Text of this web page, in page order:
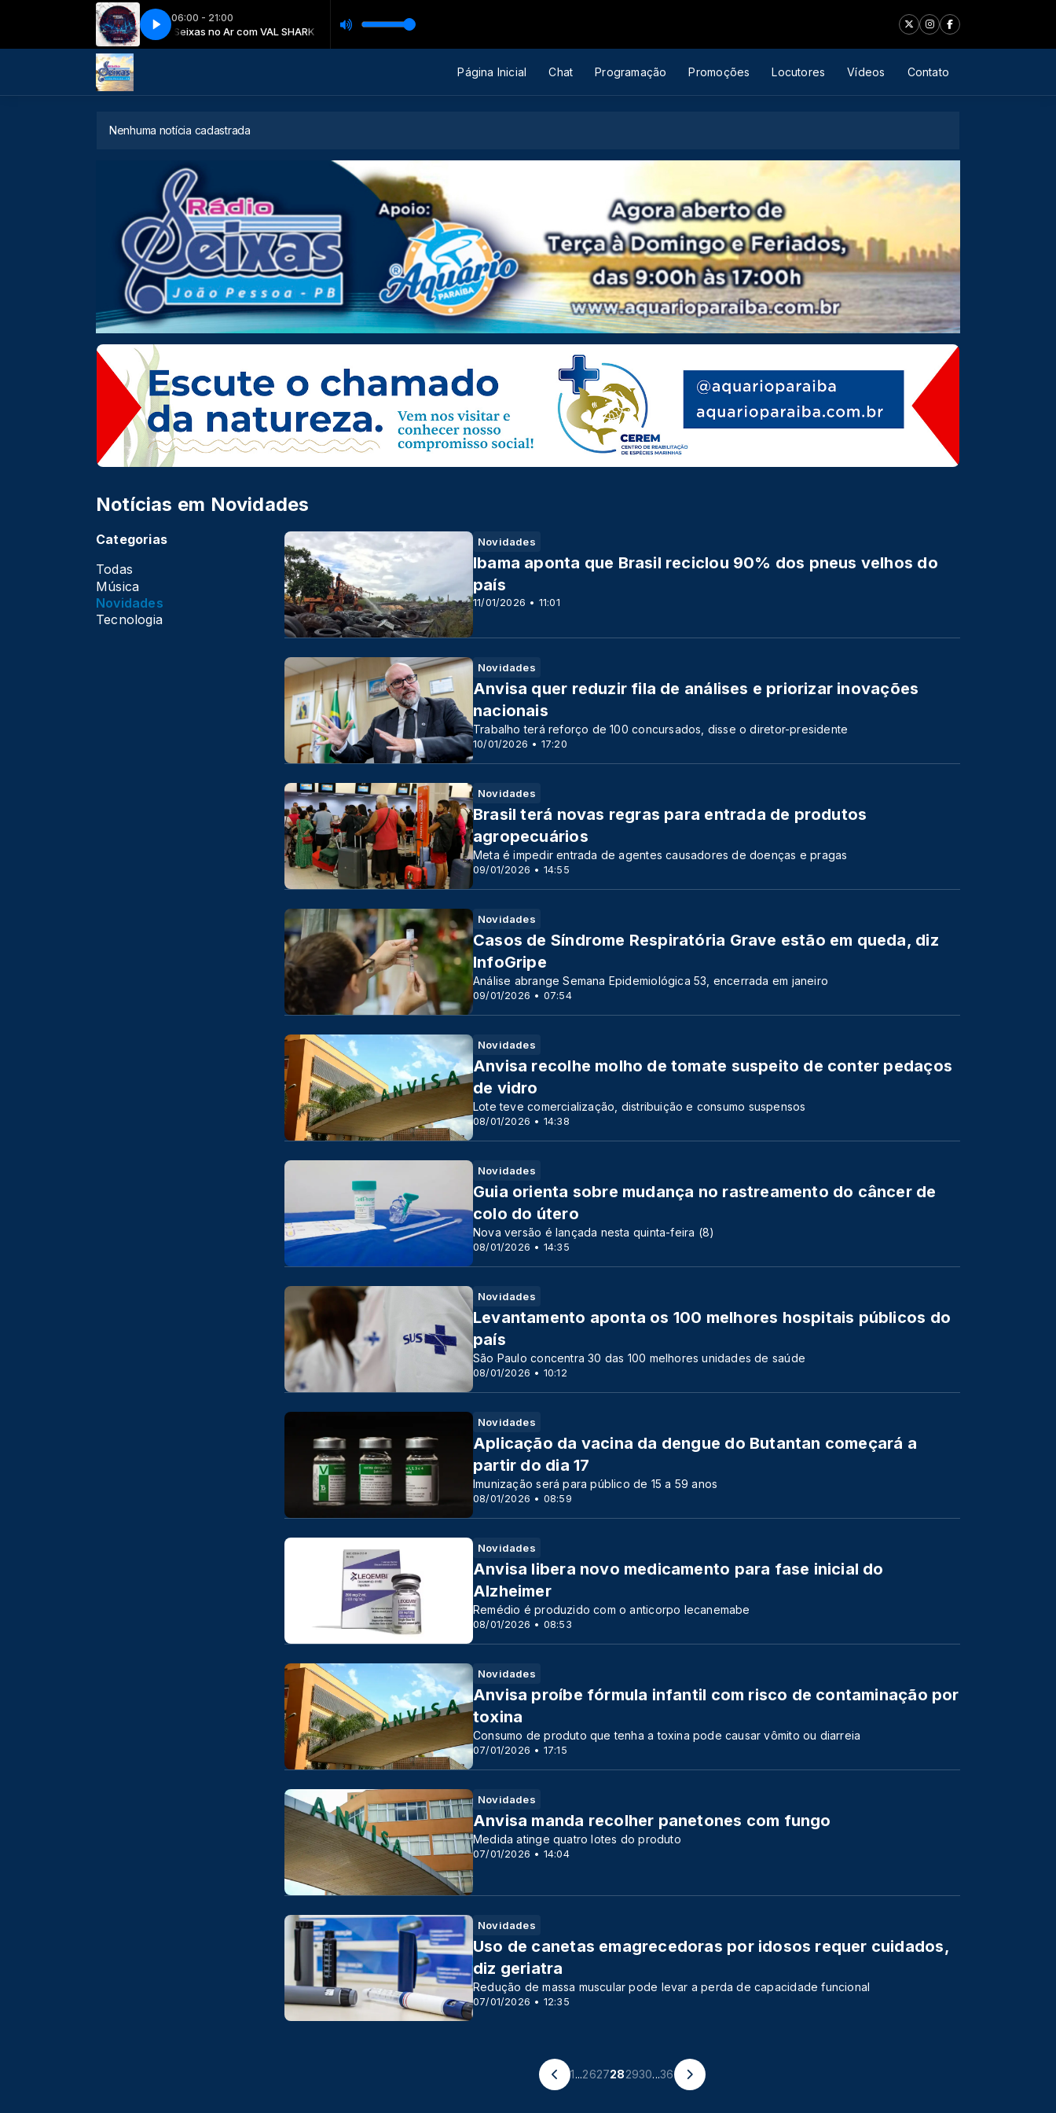
06:00 - 21:00
no Ar com VAL SHARK Seixas no Ar com VAL SHARK
Ao Vivo No Ibirapuera (320 kbps)Henrique e Juliano - LIBERDADE PROVISÓRIA - DVD Ao Vivo No Ibirapuera (320 kbps)
Página Inicial Chat Programação Promoções Locutores Vídeos Contato
Nenhuma notícia cadastrada
Notícias em Novidades
Categorias
Todas
Música
Novidades
Tecnologia
Novidades
11/01/2026 • 11:01
Ibama aponta que Brasil reciclou 90% dos pneus velhos do
país
Novidades
10/01/2026 • 17:20
Anvisa quer reduzir fila de análises e priorizar inovações
nacionais
Trabalho terá reforço de 100 concursados, disse o diretor-presidente
Novidades
09/01/2026 • 14:55
Brasil terá novas regras para entrada de produtos
agropecuários
Meta é impedir entrada de agentes causadores de doenças e pragas
Novidades
09/01/2026 • 07:54
Casos de Síndrome Respiratória Grave estão em queda, diz
InfoGripe
Análise abrange Semana Epidemiológica 53, encerrada em janeiro
Novidades
08/01/2026 • 14:38
Anvisa recolhe molho de tomate suspeito de conter pedaços
de vidro
Lote teve comercialização, distribuição e consumo suspensos
Novidades
08/01/2026 • 14:35
Guia orienta sobre mudança no rastreamento do câncer de
colo do útero
Nova versão é lançada nesta quinta-feira (8)
Novidades
08/01/2026 • 10:12
Levantamento aponta os 100 melhores hospitais públicos do
país
São Paulo concentra 30 das 100 melhores unidades de saúde
Novidades
08/01/2026 • 08:59
Aplicação da vacina da dengue do Butantan começará a
partir do dia 17
Imunização será para público de 15 a 59 anos
Novidades
08/01/2026 • 08:53
Anvisa libera novo medicamento para fase inicial do
Alzheimer
Remédio é produzido com o anticorpo lecanemabe
Novidades
07/01/2026 • 17:15
Anvisa proíbe fórmula infantil com risco de contaminação por
toxina
Consumo de produto que tenha a toxina pode causar vômito ou diarreia
Novidades
07/01/2026 • 14:04
Anvisa manda recolher panetones com fungo
Medida atinge quatro lotes do produto
Novidades
07/01/2026 • 12:35
Uso de canetas emagrecedoras por idosos requer cuidados,
diz geriatra
Redução de massa muscular pode levar a perda de capacidade funcional
1...2627282930...36